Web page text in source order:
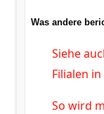
Was andere
Siehe
Filialen in
So wird